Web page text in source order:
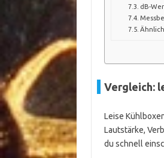
dB-
Vergleich:
Leise
Lautstärke,
du schnell